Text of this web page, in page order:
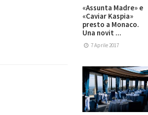
«Assunta Madre» e
«Caviar Kaspia»
presto a Monaco.
Una novit ...
7 Aprile 2017